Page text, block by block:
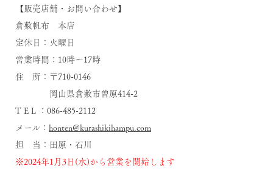
【販売店舗・お問い合わせ】
倉敷帆布 本店
定休日：火曜日
営業時間：10時～17時
住 所：〒710-0146
岡山県倉敷市曽原414-2
T E L ：086-485-2112
メール： honten@kurashikihampu.com
担 当：田原・石川
※2024年1月3日(水)から営業を開始します